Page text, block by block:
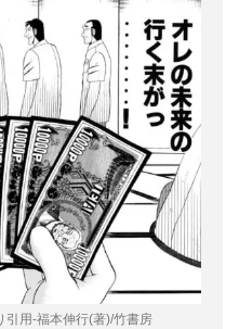
用-福本伸行(著)/竹書房